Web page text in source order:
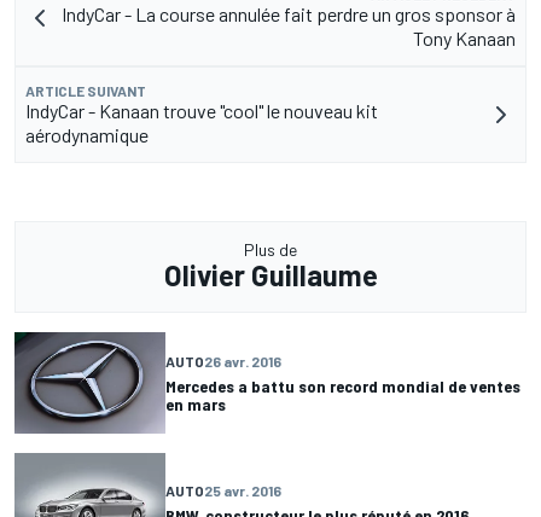
IndyCar - La course annulée fait perdre un gros sponsor à
Tony Kanaan
ARTICLE SUIVANT
IndyCar - Kanaan trouve "cool" le nouveau kit
aérodynamique
Plus de
Olivier Guillaume
AUTO26 avr. 2016
Mercedes a battu son record mondial de ventes
en mars
AUTO25 avr. 2016